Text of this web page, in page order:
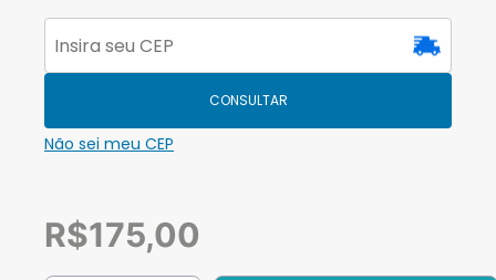
CONSULTAR
Não sei meu CEP
R$175,00